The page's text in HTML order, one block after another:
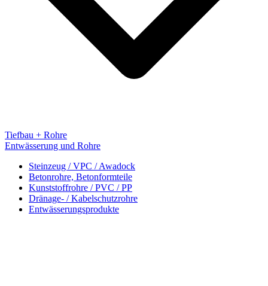
Tiefbau + Rohre
Entwässerung und Rohre
Steinzeug / VPC / Awadock
Betonrohre, Betonformteile
Kunststoffrohre / PVC / PP
Dränage- / Kabelschutzrohre
Entwässerungsprodukte